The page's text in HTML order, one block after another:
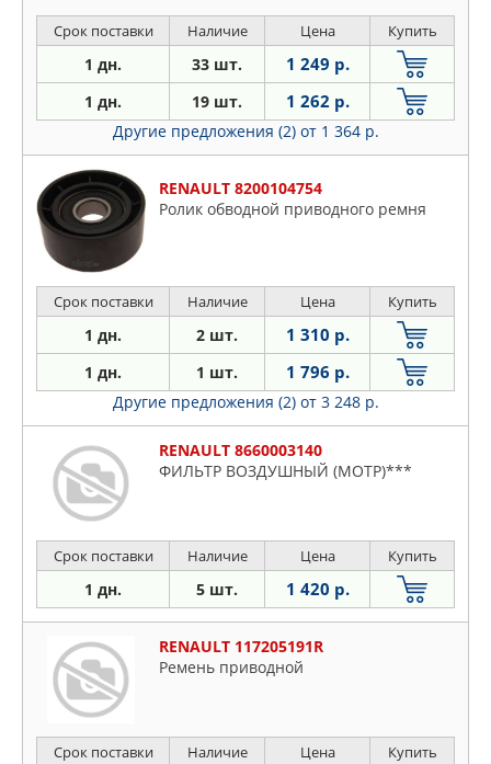
Срок поставки Наличие Цена Купить
1 дн. 33 шт. 1 249 р.
1 дн. 19 шт. 1 262 р.
Другие предложения (2) от 1 364 р.
RENAULT 8200104754
Ролик обводной приводного ремня
Срок поставки Наличие Цена Купить
1 дн. 2 шт. 1 310 р.
1 дн. 1 шт. 1 796 р.
Другие предложения (2) от 3 248 р.
RENAULT 8660003140
ФИЛЬТР ВОЗДУШНЫЙ (МОТР)***
Срок поставки Наличие Цена Купить
1 дн. 5 шт. 1 420 р.
RENAULT 117205191R
Ремень приводной
Срок поставки Наличие Цена Купить